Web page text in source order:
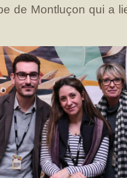
de Montluçon qui a